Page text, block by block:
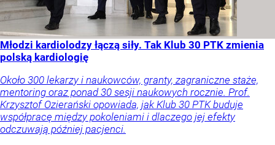
Młodzi kardiolodzy łączą siły. Tak Klub 30 PTK zmienia
polską kardiologię
Około 300 lekarzy i naukowców, granty, zagraniczne staże,
mentoring oraz ponad 30 sesji naukowych rocznie. Prof.
Krzysztof Ozierański opowiada, jak Klub 30 PTK buduje
współpracę między pokoleniami i dlaczego jej efekty
odczuwają później pacjenci.